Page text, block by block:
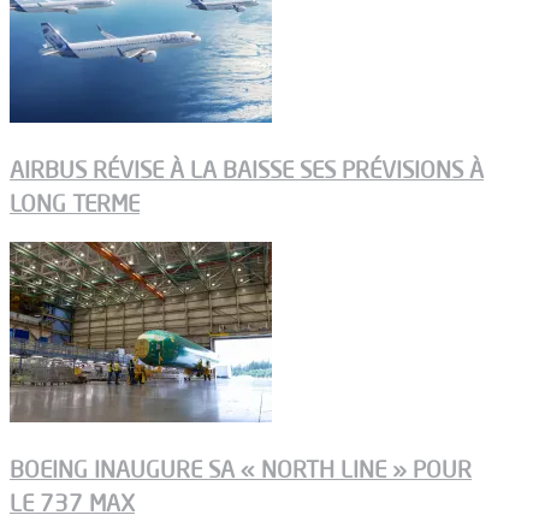
AIRBUS RÉVISE À LA BAISSE SES PRÉVISIONS À
LONG TERME
BOEING INAUGURE SA « NORTH LINE » POUR
LE 737 MAX